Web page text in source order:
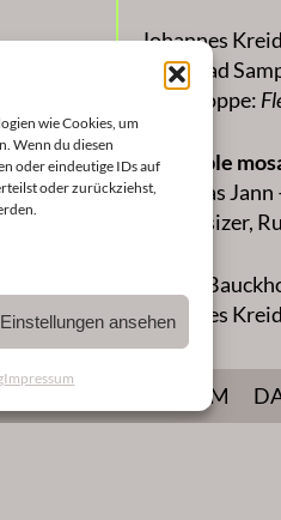
wie Cookies, um
Wenn du diesen
oder eindeutige IDs auf
oder zurückziehst,
Einstellungen ansehen
Impressum
Johannes
Drumpad
Enno Poppe:
ensemble
Matthias Jann
Synthesizer,
Carola
Johannes
Studierende
IMPRESSUM